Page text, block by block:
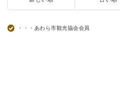
・・・あわら市観光協会会員